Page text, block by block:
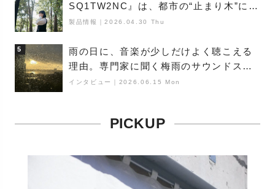
SQ1TW2NC』は、都市の“止まり木”にな
り得るーシンガーソングライター浮
製品情報 ｜2026.04.30 Thu
5
雨の日に、音楽が少しだけよく聴こえる
理由。専門家に聞く梅雨のサウンドス
ケープ
インタビュー 2026.06.15 Mon
PICKUP